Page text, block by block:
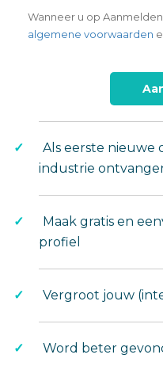
Wanneer u op
algemene voorwaarden
Als eerste nieuwe
industrie
Maak gratis en
profiel
Vergroot jouw
Word beter